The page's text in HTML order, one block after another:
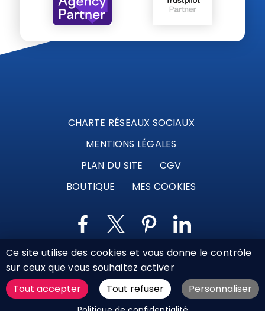
DEMANDER UN DEVIS
CHARTE RÉSEAUX SOCIAUX
MENTIONS LÉGALES
PLAN DU SITE
CGV
BOUTIQUE
MES COOKIES
Marque déposée © Agence Web Attichy, Compiègne,
Soissons, Noyon, Oise | 2011 / 2026
Ce site utilise des cookies et vous donne le contrôle
sur ceux que vous souhaitez activer
Tout accepter
Tout refuser Personnaliser